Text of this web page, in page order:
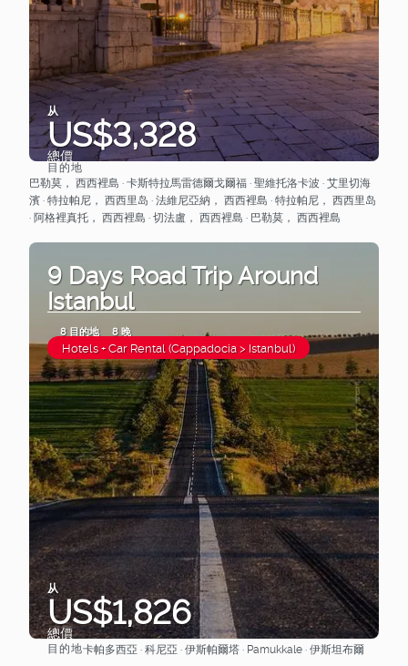
从
US$3,328
總價
查看
目的地
巴勒莫， 西西裡島 · 卡斯特拉馬雷德爾戈爾福 · 聖維托洛卡波 · 艾里切海
濱 · 特拉帕尼， 西西里岛 · 法維尼亞納， 西西裡島 · 特拉帕尼， 西西里岛
· 阿格裡真托， 西西裡島 · 切法盧， 西西裡島 · 巴勒莫， 西西裡島
9 Days Road Trip Around
Istanbul
8 目的地 8 晚
Hotels + Car Rental (Cappadocia > Istanbul)
从
US$1,826
總價
查看
目的地卡帕多西亞 · 科尼亞 · 伊斯帕爾塔 · Pamukkale · 伊斯坦布爾